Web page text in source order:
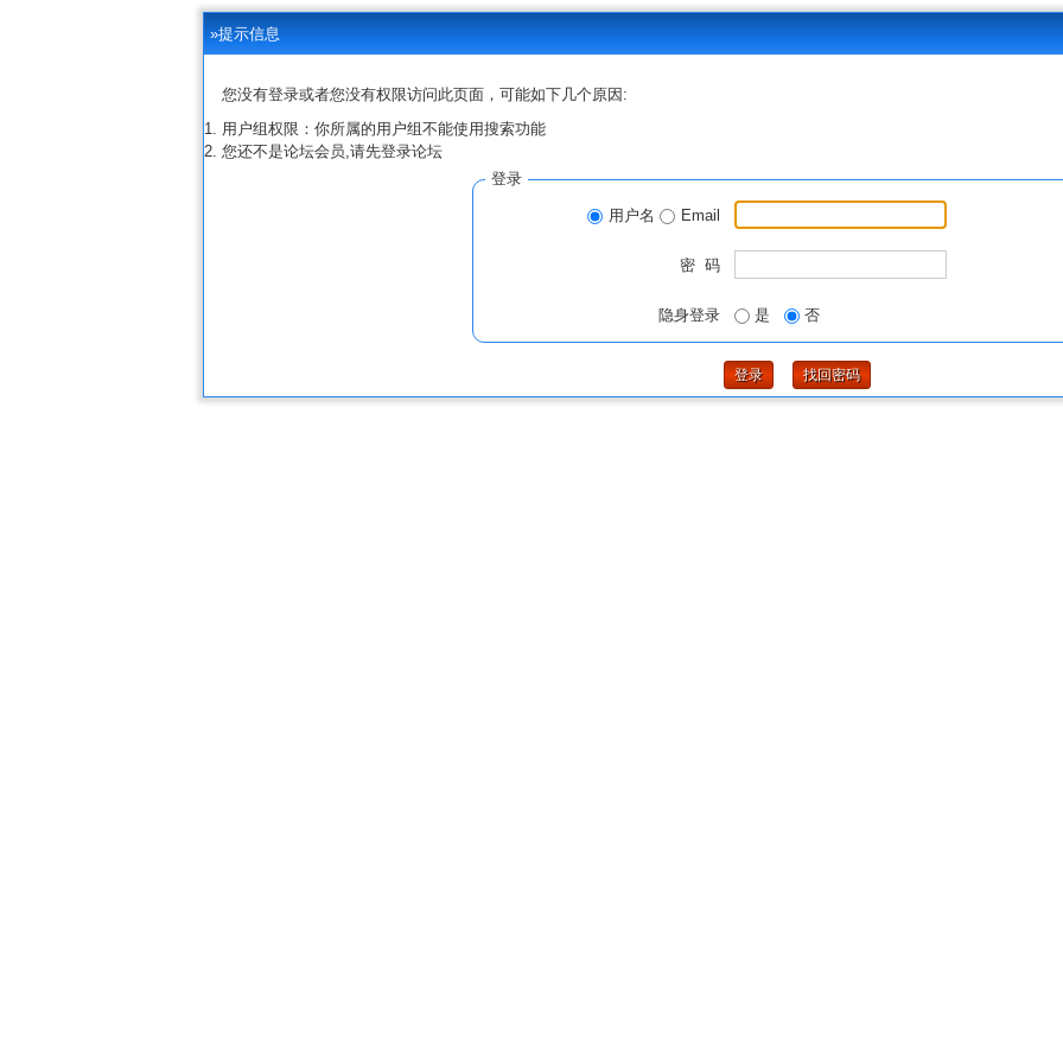
»提示信息
您没有登录或者您没有权限访问此页面，可能如下几个原因:
用户组权限：你所属的用户组不能使用搜索功能
您还不是论坛会员,请先登录论坛
登录
用户名 Email
密 码
隐身登录 是 否